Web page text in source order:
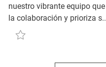
nuestro vibrante equipo
la colaboración y prioriza
Salvar Samstagskraft